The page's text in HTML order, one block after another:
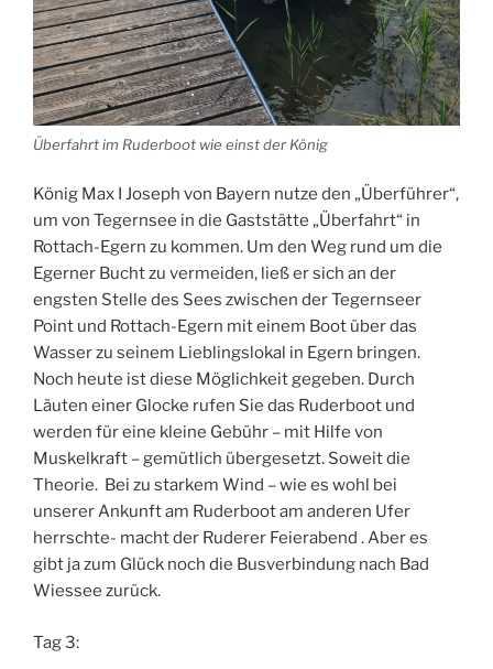
Überfahrt im Ruderboot wie einst der König
König Max I Joseph von Bayern nutze den „Überführer“,
um von Tegernsee in die Gaststätte „Überfahrt“ in
Rottach-Egern zu kommen. Um den Weg rund um die
Egerner Bucht zu vermeiden, ließ er sich an der
engsten Stelle des Sees zwischen der Tegernseer
Point und Rottach-Egern mit einem Boot über das
Wasser zu seinem Lieblingslokal in Egern bringen.
Noch heute ist diese Möglichkeit gegeben. Durch
Läuten einer Glocke rufen Sie das Ruderboot und
werden für eine kleine Gebühr – mit Hilfe von
Muskelkraft – gemütlich übergesetzt. Soweit die
Theorie. Bei zu starkem Wind – wie es wohl bei
unserer Ankunft am Ruderboot am anderen Ufer
herrschte- macht der Ruderer Feierabend . Aber es
gibt ja zum Glück noch die Busverbindung nach Bad
Wiessee zurück.
Tag 3: